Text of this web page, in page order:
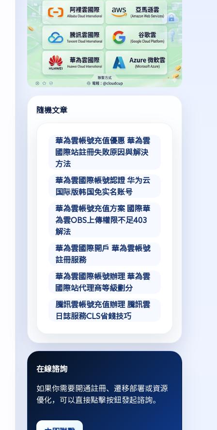
隨機文章
華為雲帳號充值優惠 華為雲
國際站註冊失敗原因與解決
方法
華為雲國際帳號認證 华为云
国际版韩国免实名账号
華為雲帳號充值方案 國際華
為雲OBS上傳權限不足403
解法
華為雲國際開戶 華為雲帳號
註冊服務
華為雲國際帳號辦理 華為雲
國際站代理商等級劃分
騰訊雲帳號充值辦理 騰訊雲
日誌服務CLS省錢技巧
在線諮詢
如果你需要開通註冊、遷移部署或資源
優化，可以直接點擊按鈕發起諮詢。